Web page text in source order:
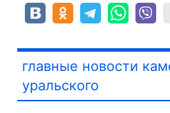
главные новости
уральского